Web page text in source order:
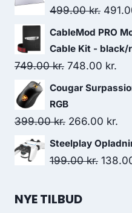
was:
499.00kr.
price
was:
CableMod PRO
Cable Kit - black/
749.00kr. Original
price
was:
749.00 kr..
748.00 kr.
Cougar
RGB
399.00kr. Original
price
was:
266.00 kr.
is:
Steelplay
199.00kr.
NYE TILBUD